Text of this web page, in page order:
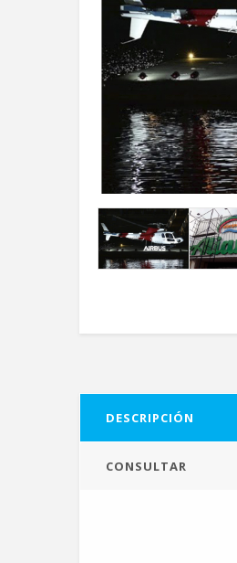
DESCRIPCIÓN
CONSULTAR